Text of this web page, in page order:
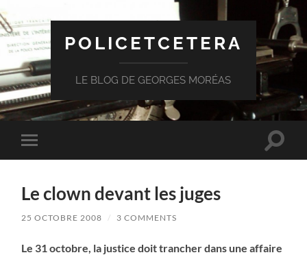
POLICETCETERA
LE BLOG DE GEORGES MORÉAS
Toggle
mobile
Toggle
Le clown devant les juges
25 OCTOBRE 2008 / 3 COMMENTS
Le 31 octobre, la justice doit trancher dans une affaire